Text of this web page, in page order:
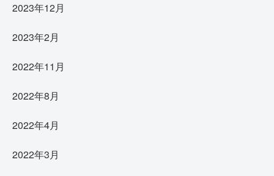
2023年12月
2023年2月
2022年11月
2022年8月
2022年4月
2022年3月